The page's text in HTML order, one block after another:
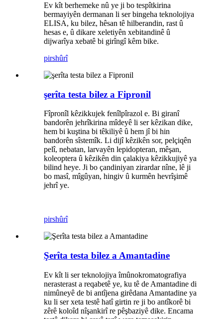
Ev kît berhemeke nû ye ji bo tespîtkirina
bermayiyên dermanan li ser bingeha teknolojiya
ELISA, ku bilez, hêsan tê hilberandin, rast û
hesas e, û dikare xeletiyên xebitandinê û
dijwarîya xebatê bi girîngî kêm bike.
pirshûrî
şerîta testa bilez a Fipronil
Fîpronîl kêzikkujek fenîlpîrazol e. Bi giranî
bandorên jehrîkirina mîdeyê li ser kêzikan dike,
hem bi kuştina bi têkiliyê û hem jî bi hin
bandorên sîstemîk. Li dijî kêzikên sor, pelçiqên
pelî, nebatan, larvayên lepidopteran, mêşan,
koleoptera û kêzikên din çalakiya kêzikkujiyê ya
bilind heye. Ji bo çandiniyan zirardar nîne, lê ji
bo masî, mîgûyan, hingiv û kurmên hevrîşimê
jehrî ye.
pirshûrî
Şerîta testa bilez a Amantadine
Ev kît li ser teknolojiya îmûnokromatografiya
nerasterast a reqabetê ye, ku tê de Amantadine di
nimûneyê de bi antîjena girêdana Amantadine ya
ku li ser xeta testê hatî girtin re ji bo antîkorê bi
zêrê koloîd nîşankirî re pêşbaziyê dike. Encama